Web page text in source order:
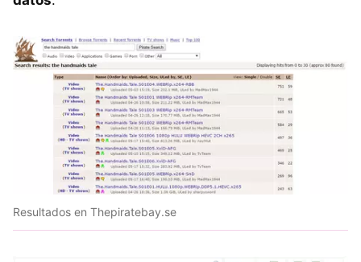
Resultados en Thepiratebay.se